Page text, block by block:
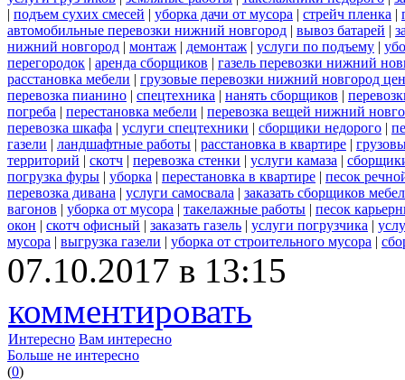
| подъем сухих смесей | уборка дачи от мусора | стрейч пленка |
автомобильные перевозки нижний новгород | вывоз батарей |
нижний новгород | монтаж | демонтаж | услуги по подъему |
перегородок | аренда сборщиков | газель перевозки нижний
расстановка мебели | грузовые перевозки нижний новгород
перевозка пианино | спецтехника | нанять сборщиков |
погреба | перестановка мебели | перевозка вещей нижний
перевозка шкафа | услуги спецтехники | сборщики недорого |
газели | ландшафтные работы | расстановка в квартире |
территорий | скотч | перевозка стенки | услуги камаза |
погрузка фуры | уборка | перестановка в квартире | песок
перевозка дивана | услуги самосвала | заказать сборщиков
вагонов | уборка от мусора | такелажные работы | песок
окон | скотч офисный | заказать газель | услуги погрузчика |
мусора | выгрузка газели | уборка от строительного мусора |
07.10.2017 в 13:15
комментировать
Интересно Вам интересно
Больше не интересно
(0)